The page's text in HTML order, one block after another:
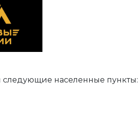
следующие населенные пункты: